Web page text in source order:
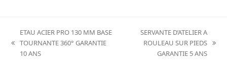
previous
post:
ETAU ACIER PRO 130 MM BASE
TOURNANTE 360° GARANTIE
10 ANS
SERVANTE D’ATELIER A
ROULEAU SUR PIEDS
GARANTIE 5 ANS